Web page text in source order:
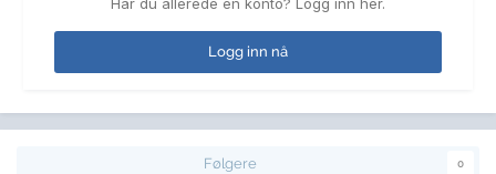
Har du allerede en konto? Logg inn her.
Logg inn nå
Følgere 0